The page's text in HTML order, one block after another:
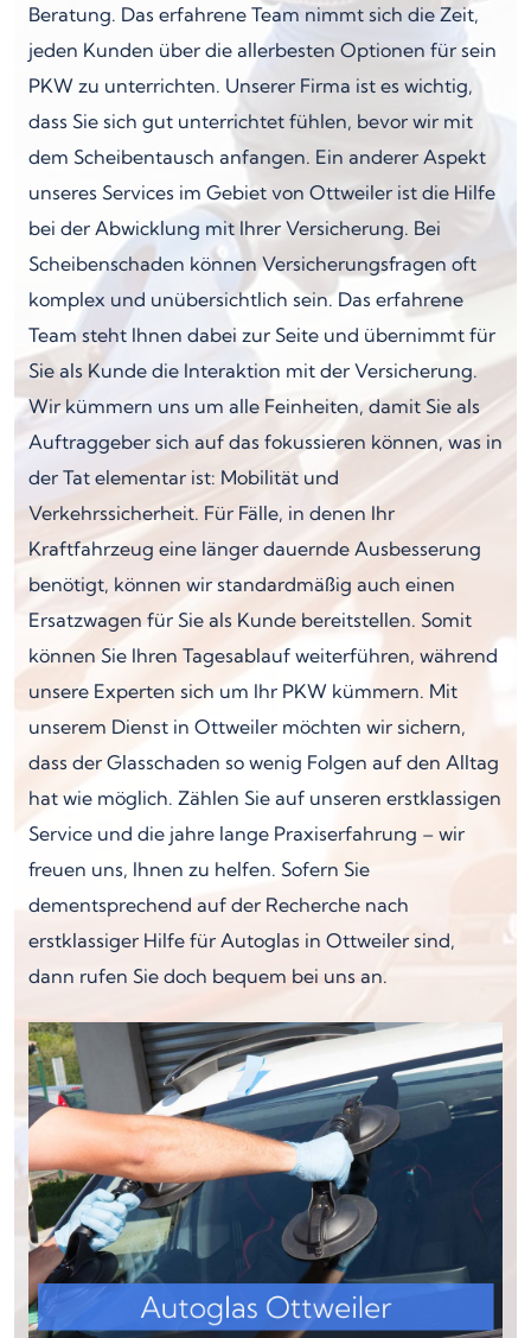
Beratung. Das erfahrene Team nimmt sich die Zeit,
jeden Kunden über die allerbesten Optionen für sein
PKW zu unterrichten. Unserer Firma ist es wichtig,
dass Sie sich gut unterrichtet fühlen, bevor wir mit
dem Scheibentausch anfangen. Ein anderer Aspekt
unseres Services im Gebiet von Ottweiler ist die Hilfe
bei der Abwicklung mit Ihrer Versicherung. Bei
Scheibenschaden können Versicherungsfragen oft
komplex und unübersichtlich sein. Das erfahrene
Team steht Ihnen dabei zur Seite und übernimmt für
Sie als Kunde die Interaktion mit der Versicherung.
Wir kümmern uns um alle Feinheiten, damit Sie als
Auftraggeber sich auf das fokussieren können, was in
der Tat elementar ist: Mobilität und
Verkehrssicherheit. Für Fälle, in denen Ihr
Kraftfahrzeug eine länger dauernde Ausbesserung
benötigt, können wir standardmäßig auch einen
Ersatzwagen für Sie als Kunde bereitstellen. Somit
können Sie Ihren Tagesablauf weiterführen, während
unsere Experten sich um Ihr PKW kümmern. Mit
unserem Dienst in Ottweiler möchten wir sichern,
dass der Glasschaden so wenig Folgen auf den Alltag
hat wie möglich. Zählen Sie auf unseren erstklassigen
Service und die jahre lange Praxiserfahrung – wir
freuen uns, Ihnen zu helfen. Sofern Sie
dementsprechend auf der Recherche nach
erstklassiger Hilfe für Autoglas in Ottweiler sind,
dann rufen Sie doch bequem bei uns an.